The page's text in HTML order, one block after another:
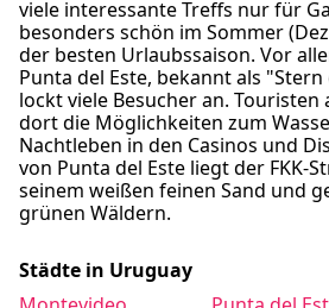
viele interessante Treffs nur für
besonders schön im Sommer
der besten Urlaubssaison. Vor
Punta del Este, bekannt als
lockt viele Besucher an. Touristen
dort die Möglichkeiten zum
Nachtleben in den Casinos und
von Punta del Este liegt der FKK-
seinem weißen feinen Sand und
grünen Wäldern.
Städte in Uruguay